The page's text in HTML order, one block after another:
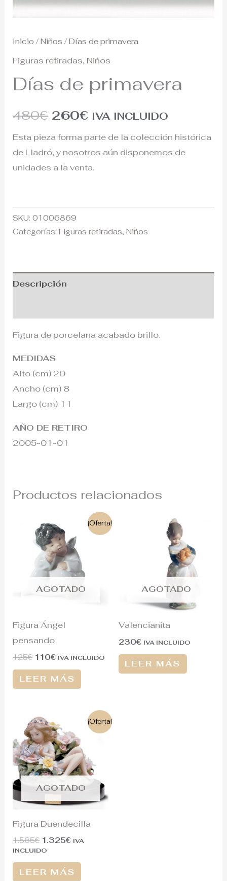
Inicio /Niños / Días de primavera
Figuras retiradas, Niños
Días de primavera
480€ 260€ IVA INCLUIDO
Esta pieza forma parte de la colección histórica
de Lladró, y nosotros aún disponemos de
unidades a la venta.
SKU:01006869
Categorías:Figuras retiradas,Niños
Descripción
Figura de porcelana acabado brillo.
MEDIDAS
Alto (cm) 20
Ancho (cm) 8
Largo (cm) 11
AÑO DE RETIRO
2005-01-01
Productos relacionados
¡Oferta!
AGOTADO
Figura Ángel
pensando
125€
precio
original
era:
125€.
110€
precio
actual
es:
110€.
IVA INCLUIDO
LEER MÁS
AGOTADO
Valencianita
230€ IVA INCLUIDO
LEER MÁS
¡Oferta!
AGOTADO
Figura Duendecilla
1.565€
El
precio
original
era:
1.565€.
1.325€
precio
actual
es:
1.325€.
IVA
INCLUIDO
LEER MÁS